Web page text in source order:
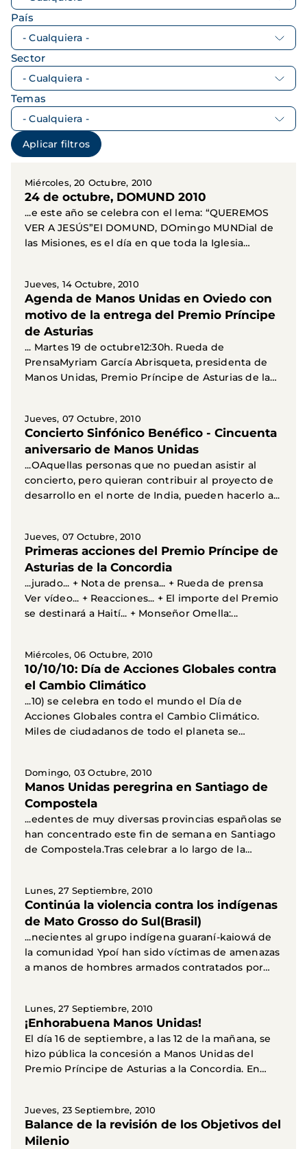
País
Sector
Temas
Miércoles, 20 Octubre, 2010
24 de octubre, DOMUND 2010
...e este año se celebra con el lema: “QUEREMOS
VER A JESÚS”El DOMUND, DOmingo MUNDial de
las Misiones, es el día en que toda la Iglesia
Jueves, 14 Octubre, 2010
Agenda de Manos Unidas en Oviedo con
motivo de la entrega del Premio Príncipe
de Asturias
... Martes 19 de octubre12:30h. Rueda de
PrensaMyriam García Abrisqueta, presidenta de
Manos Unidas, Premio Príncipe de Asturias de la
Jueves, 07 Octubre, 2010
Concierto Sinfónico Benéfico - Cincuenta
aniversario de Manos Unidas
...OAquellas personas que no puedan asistir al
concierto, pero quieran contribuir al proyecto de
desarrollo en el norte de India, pueden hacerlo a...
Jueves, 07 Octubre, 2010
Primeras acciones del Premio Príncipe de
Asturias de la Concordia
...jurado... + Nota de prensa... + Rueda de prensa
Ver vídeo... + Reacciones... + El importe del Premio
se destinará a Haití... + Monseñor Omella:...
Miércoles, 06 Octubre, 2010
10/10/10: Día de Acciones Globales contra
el Cambio Climático
...10) se celebra en todo el mundo el Día de
Acciones Globales contra el Cambio Climático.
Miles de ciudadanos de todo el planeta se
Domingo, 03 Octubre, 2010
Manos Unidas peregrina en Santiago de
Compostela
...edentes de muy diversas provincias españolas se
han concentrado este fin de semana en Santiago
de Compostela.Tras celebrar a lo largo de la
Lunes, 27 Septiembre, 2010
Continúa la violencia contra los indígenas
de Mato Grosso do Sul(Brasil)
...necientes al grupo indígena guaraní-kaiowá de
la comunidad Ypoí han sido víctimas de amenazas
a manos de hombres armados contratados por
Lunes, 27 Septiembre, 2010
¡Enhorabuena Manos Unidas!
El día 16 de septiembre, a las 12 de la mañana, se
hizo pública la concesión a Manos Unidas del
Premio Príncipe de Asturias a la Concordia. En
Jueves, 23 Septiembre, 2010
Balance de la revisión de los Objetivos del
Milenio